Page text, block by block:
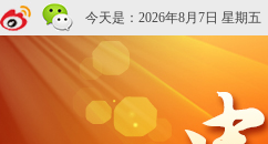
今天是： 2026年8月7日 星期五